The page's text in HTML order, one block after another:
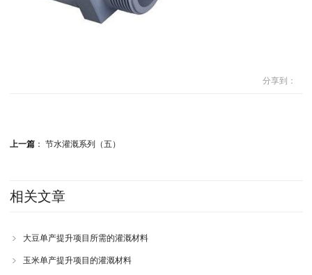
分享到：
上一篇： 节水灌溉系列（五）
相关文章
大豆单产提升项目所需的灌溉材料
玉米单产提升项目的灌溉材料